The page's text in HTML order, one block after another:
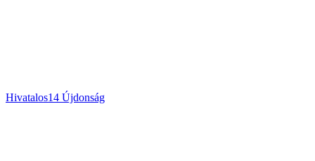
Hivatalos14 Újdonság